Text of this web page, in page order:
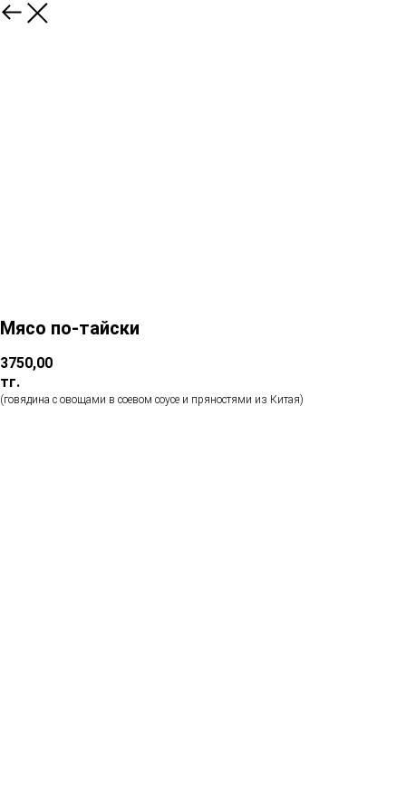
Мясо по-тайски
3750,00
тг.
(говядина с овощами в соевом соусе и пряностями из Китая)